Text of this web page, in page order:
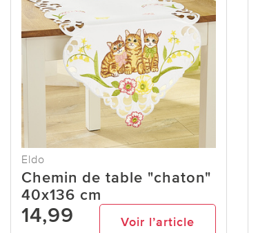
Eldo
Chemin de table "chaton"
40x136 cm
14,99 Voir l’article